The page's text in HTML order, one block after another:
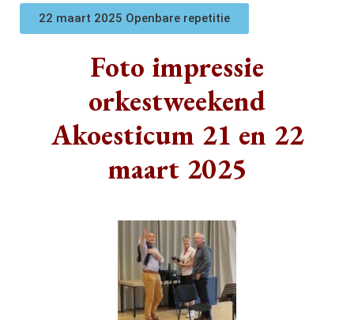
22 maart 2025 Openbare repetitie
Foto impressie
orkestweekend
Akoesticum 21 en 22
maart 2025